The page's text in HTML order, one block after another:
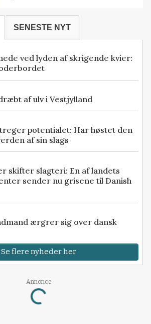
SENESTE NYT
ved lyden af skrigende kvier:
af ulv i Vestjylland
potentialet: Har høstet den
af sin slags
skifter slagteri: En af landets
sender nu grisene til Danish
ærgrer sig over dansk
Se flere nyheder her
Annonce
Loading...